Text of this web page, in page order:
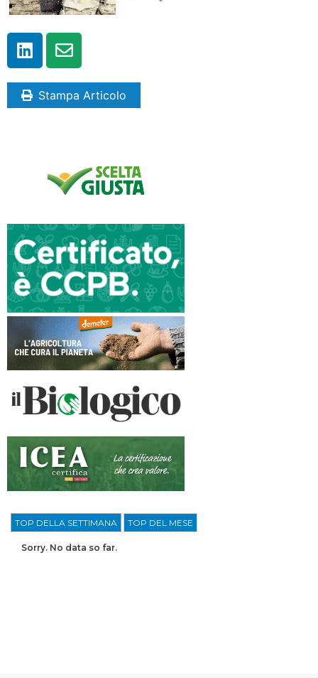
Stampa Articolo
TOP DELLA SETTIMANA TOP DEL MESE
Sorry. No data so far.